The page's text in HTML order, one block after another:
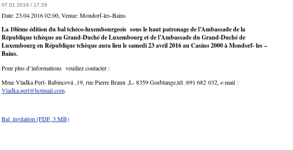
07.01.2016 / 17:29
Date:23.04.2016 02:00, Venue:Mondorf-les-Bains
La 10ième édition du bal tchéco-luxembourgeois sous le haut patronage de l’Ambassade de la
République tchèque au Grand-Duché de Luxembourg et de l’Ambassade du Grand-Duché de
Luxembourg en République tchèque aura lieu le samedi 23 avril 2016 au Casino 2000 à Mondorf- les –
Bains.
Pour plus d´informations veuillez contacter :
Mme Vladka Perl- Babincová ,19, rue Pierre Braun ,L- 8359 Goeblange,tél :691 682 032,e-mail :
Vladka.perl@hotmail.com.
Bal_invitation(PDF, 3 MB)